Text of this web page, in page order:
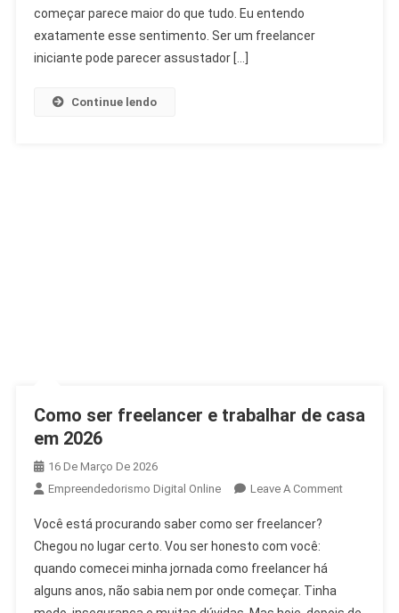
começar parece maior do que tudo. Eu entendo
exatamente esse sentimento. Ser um freelancer
iniciante pode parecer assustador […]
Continue lendo
Como ser freelancer e trabalhar de casa
em 2026
16 De Março De 2026
Empreendedorismo Digital Online
Leave A Comment
Você está procurando saber como ser freelancer?
Chegou no lugar certo. Vou ser honesto com você:
quando comecei minha jornada como freelancer há
alguns anos, não sabia nem por onde começar. Tinha